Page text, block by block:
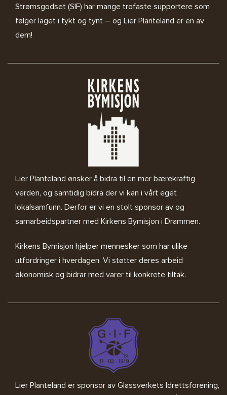
Strømsgodset (SIF) har mange trofaste supportere som
følger laget i tykt og tynt – og Lier Planteland er en av
dem!
Lier Planteland ønsker å bidra til en mer bærekraftig
verden, og samtidig bidra der vi kan i vårt eget
lokalsamfunn. Derfor er vi en stolt sponsor av og
samarbeidspartner med Kirkens Bymisjon i Drammen.
Kirkens Bymisjon hjelper mennesker som har ulike
utfordringer i hverdagen. Vi støtter deres arbeid
økonomisk og bidrar med varer til konkrete tiltak.
Lier Planteland er sponsor av Glassverkets Idrettsforening,